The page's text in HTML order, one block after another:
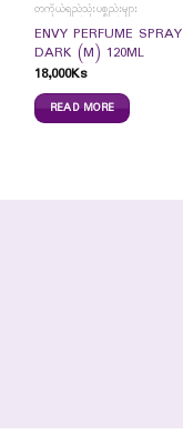
တကိုယ်ရည်သုံးပစ္စည်းများ
ENVY PERFUME SPRAY
DARK (M) 120ML
18,000Ks
READ MORE